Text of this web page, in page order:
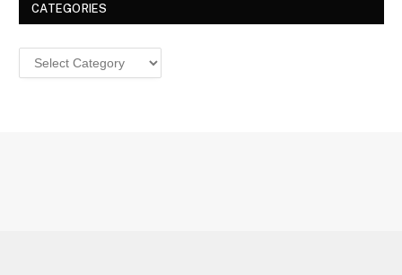
CATEGORIES
Categories